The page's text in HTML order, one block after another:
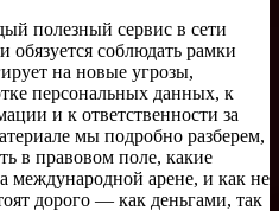
полезный сервис в сети
соблюдать рамки
на новые угрозы,
персональных данных, к
и к ответственности за
мы подробно разберем,
в правовом поле, какие
международной арене, и как не
дорого — как деньгами, так